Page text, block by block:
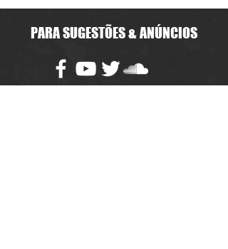
PARA SUGESTÕES & ANÚNCIOS